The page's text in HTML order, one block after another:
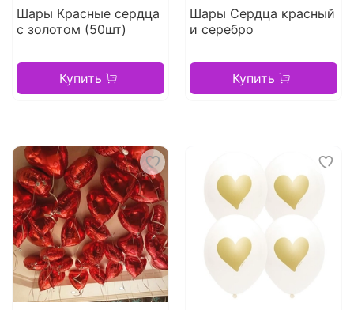
Шары Красные сердца
с золотом (50шт)
Купить
Шары Сердца красный
и серебро
Купить